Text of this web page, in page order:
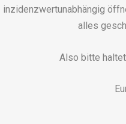
inzidenzwertunabhängig
alles
Also bitte haltet